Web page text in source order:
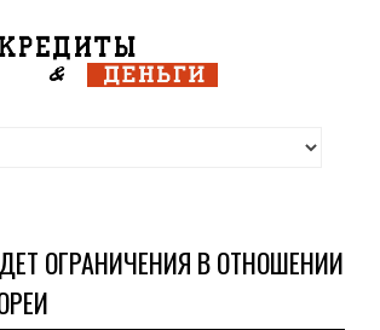
ОГРАНИЧЕНИЯ В ОТНОШЕНИИ